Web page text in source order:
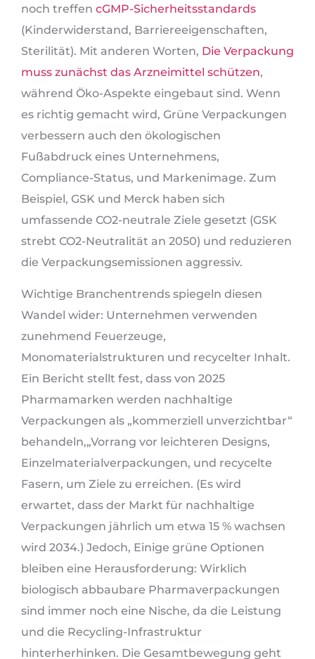
noch treffen cGMP-Sicherheitsstandards
(Kinderwiderstand, Barriereeigenschaften,
Sterilität). Mit anderen Worten, Die Verpackung
muss zunächst das Arzneimittel schützen,
während Öko-Aspekte eingebaut sind. Wenn
es richtig gemacht wird, Grüne Verpackungen
verbessern auch den ökologischen
Fußabdruck eines Unternehmens,
Compliance-Status, und Markenimage. Zum
Beispiel, GSK und Merck haben sich
umfassende CO2-neutrale Ziele gesetzt (GSK
strebt CO2-Neutralität an 2050) und reduzieren
die Verpackungsemissionen aggressiv.
Wichtige Branchentrends spiegeln diesen
Wandel wider: Unternehmen verwenden
zunehmend Feuerzeuge,
Monomaterialstrukturen und recycelter Inhalt.
Ein Bericht stellt fest, dass von 2025
Pharmamarken werden nachhaltige
Verpackungen als „kommerziell unverzichtbar“
behandeln,„Vorrang vor leichteren Designs,
Einzelmaterialverpackungen, und recycelte
Fasern, um Ziele zu erreichen. (Es wird
erwartet, dass der Markt für nachhaltige
Verpackungen jährlich um etwa 15 % wachsen
wird 2034.) Jedoch, Einige grüne Optionen
bleiben eine Herausforderung: Wirklich
biologisch abbaubare Pharmaverpackungen
sind immer noch eine Nische, da die Leistung
und die Recycling-Infrastruktur
hinterherhinken. Die Gesamtbewegung geht